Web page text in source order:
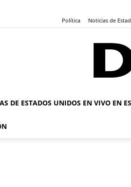
Política Noticias de
DE ESTADOS UNIDOS EN VIVO EN